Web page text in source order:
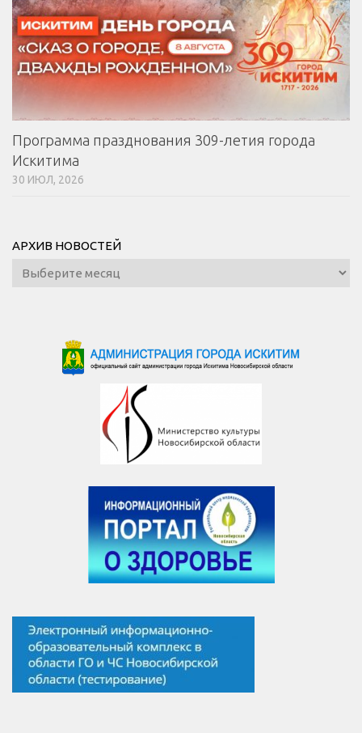
Программа празднования 309-летия города
Искитима
30 ИЮЛ, 2026
АРХИВ НОВОСТЕЙ
Архив
новостей